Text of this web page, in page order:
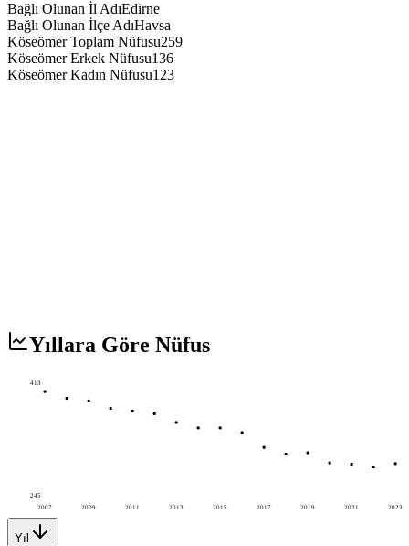
Bağlı Olunan İl AdıEdirne
Bağlı Olunan İlçe AdıHavsa
Köseömer Toplam Nüfusu259
Köseömer Erkek Nüfusu136
Köseömer Kadın Nüfusu123
Yıllara Göre Nüfus
2007 2009 2011 2013 2015 2017 2019 2021 2023
413
245
Yıl